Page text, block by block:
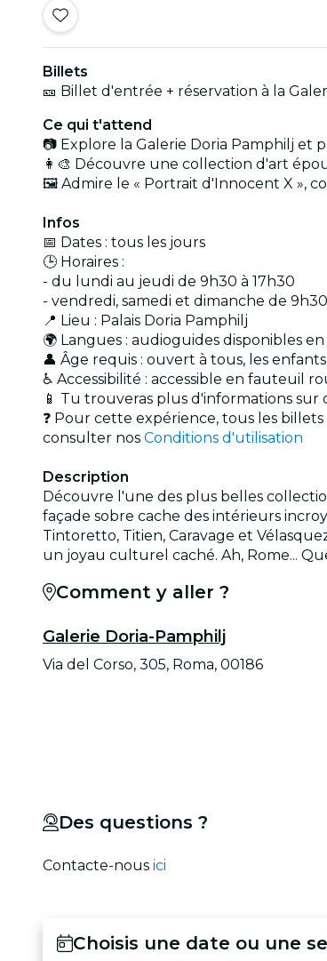
Billets
🎫 Billet d'entrée + réservation à la
Ce qui t'attend
📷 Explore la Galerie Doria Pamphilj et
👩‍🎨 Découvre une collection d'art
🖼️ Admire le « Portrait d'Innocent X »,
Infos
📅 Dates : tous les jours
🕒 Horaires :
- du lundi au jeudi de 9h30 à 17h30
- vendredi, samedi et dimanche de
📍 Lieu : Palais Doria Pamphilj
🌍 Langues : audioguides disponibles
👤 Âge requis : ouvert à tous, les
♿ Accessibilité : accessible en fauteuil
📱 Tu trouveras plus d'informations
❓ Pour cette expérience, tous les
consulter nos Conditions d'utilisation
Description
Découvre l'une des plus belles
façade sobre cache des intérieurs
Tintoretto, Titien, Caravage et
un joyau culturel caché. Ah, Rome...
Comment y aller ?
Galerie Doria-Pamphilj
Via del Corso, 305, Roma, 00186
Des questions ?
Contacte-nous ici
Choisis une date ou une